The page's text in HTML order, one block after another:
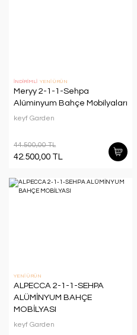
İNDİRİMLİ YENİ ÜRÜN
Meryy 2-1-1-Sehpa
Alüminyum Bahçe Mobilyaları
keyf Garden
44.500,00 TL
42.500,00 TL
YENİ ÜRÜN
ALPECCA 2-1-1-SEHPA
ALÜMİNYUM BAHÇE
MOBİLYASI
keyf Garden